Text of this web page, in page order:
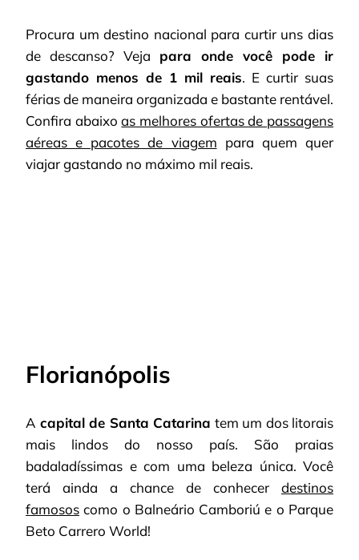
Procura um destino nacional para curtir uns dias
de descanso? Veja para onde você pode ir
gastando menos de 1 mil reais. E curtir suas
férias de maneira organizada e bastante rentável.
Confira abaixoas melhores ofertas de passagens
aéreas e pacotes de viagem para quem quer
viajar gastando no máximo mil reais.
Florianópolis
A capital de Santa Catarina tem um dos litorais
mais lindos do nosso país. São praias
badaladíssimas e com uma beleza única. Você
terá ainda a chance de conhecer destinos
famosos como o Balneário Camboriú e o Parque
Beto Carrero World!